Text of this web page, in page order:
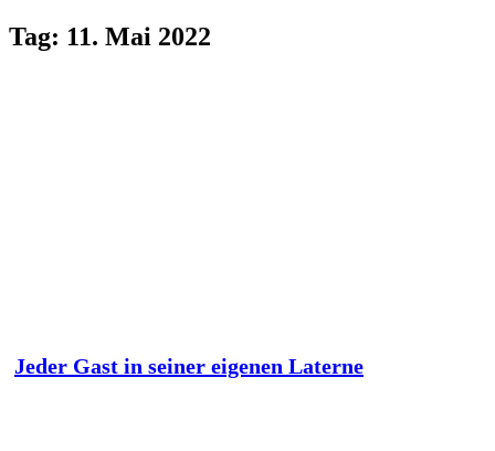
Tag: 11. Mai 2022
Jeder Gast in seiner eigenen Laterne